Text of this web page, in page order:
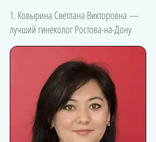
1. Ковырина Светлана Викторовна —
лучший гинеколог Ростова-на-Дону